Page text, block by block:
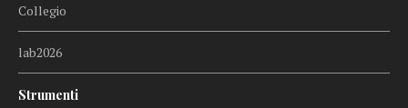
Collegio
lab2026
Strumenti